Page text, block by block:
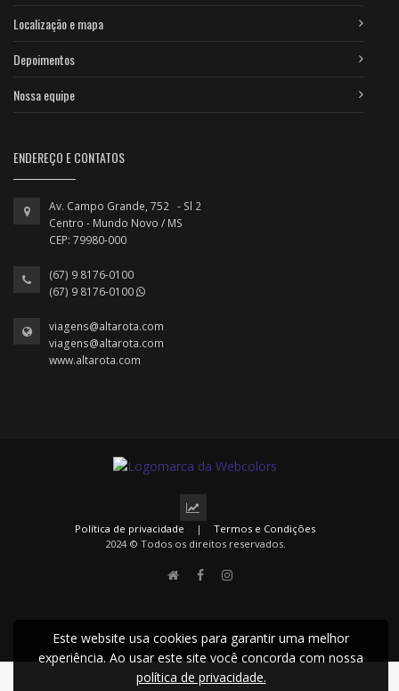
Localização e mapa
Depoimentos
Nossa equipe
ENDEREÇO E CONTATOS
Av. Campo Grande, 752 - Sl 2
Centro - Mundo Novo / MS
CEP: 79980-000
(67) 9 8176-0100
(67) 9 8176-0100
viagens@altarota.com
viagens@altarota.com
www.altarota.com
Política de privacidade |
Termos e Condições
2024 © Todos os direitos reservados.
Este website usa cookies para garantir uma melhor
experiência. Ao usar este site você concorda com nossa
política de privacidade.